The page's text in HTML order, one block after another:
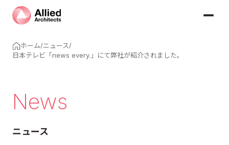
ホーム/ニュース/
日本テレビ「news every.」にて弊社が紹介されました。
News
ニュース